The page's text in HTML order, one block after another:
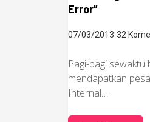
Error”
07/03/2013 32
Pagi-pagi
mendapatkan
Internal…